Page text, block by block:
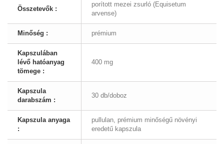
Összetevők :
porított mezei zsurló (Equisetum
arvense)
Minőség : prémium
Kapszulában
lévő hatóanyag
tömege :
400 mg
Kapszula
darabszám :
30 db/doboz
Kapszula anyaga
:
pullulan, prémium minőségű növényi
eredetű kapszula